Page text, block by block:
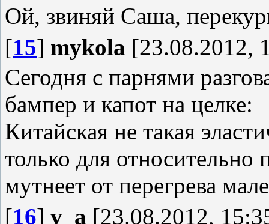
Ой, звиняй Саша,
[15] mykola [23.08.2012,
Сегодня с парнями
бампер и капот на целке:
Китайская не такая
только для
мутнеет от перегрева
[16] v_a [23.08.2012,